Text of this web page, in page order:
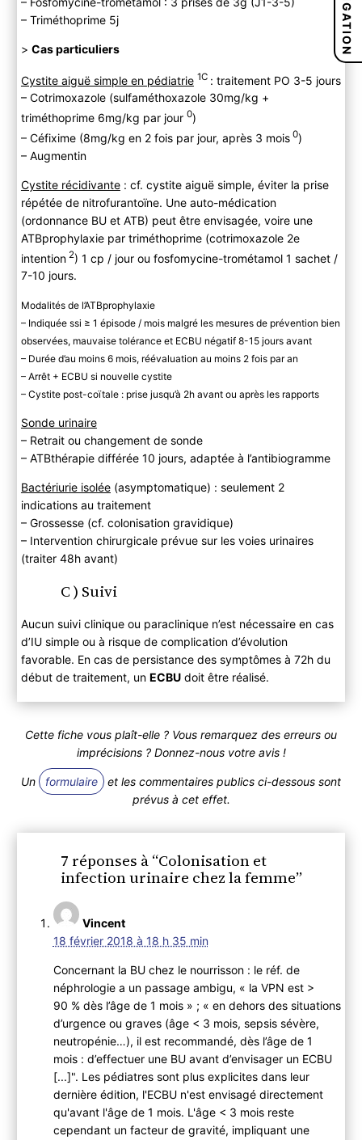
– Triméthoprime 5j
> Cas particuliers
Cystite aiguë simple en pédiatrie 1C : traitement PO 3-5 jours
– Cotrimoxazole (sulfaméthoxazole 30mg/kg +
triméthoprime 6mg/kg par jour 0)
– Céfixime (8mg/kg en 2 fois par jour, après 3 mois0)
– Augmentin
Cystite récidivante: cf. cystite aiguë simple, éviter la prise
répétée de nitrofurantoïne. Une auto-médication
(ordonnance BU et ATB) peut être envisagée, voire une
ATBprophylaxie par triméthoprime (cotrimoxazole 2e
intention 2) 1 cp / jour ou fosfomycine-trométamol 1 sachet /
7-10 jours.
Modalités de l’ATBprophylaxie
– Indiquée ssi ≥ 1 épisode / mois malgré les mesures de prévention bien
observées, mauvaise tolérance et ECBU négatif 8-15 jours avant
– Durée d’au moins 6 mois, réévaluation au moins 2 fois par an
– Arrêt + ECBU si nouvelle cystite
– Cystite post-coïtale : prise jusqu’à 2h avant ou après les rapports
Sonde urinaire
– Retrait ou changement de sonde
– ATBthérapie différée 10 jours, adaptée à l’antibiogramme
Bactériurie isolée(asymptomatique) : seulement 2
indications au traitement
– Grossesse (cf. colonisation gravidique)
– Intervention chirurgicale prévue sur les voies urinaires
(traiter 48h avant)
C ) Suivi
Aucun suivi clinique ou paraclinique n’est nécessaire en cas
d’IU simple ou à risque de complication d’évolution
favorable. En cas de persistance des symptômes à 72h du
début de traitement, un ECBUdoit être réalisé.
Cette fiche vous plaît-elle ? Vous remarquez des erreurs ou
imprécisions ? Donnez-nous votre avis !
Un formulaire
et les commentaires publics ci-dessous sont
prévus à cet effet.
7 réponses à “Colonisation et
infection urinaire chez la femme”
Vincent
18 février 2018 à 18 h 35 min
Concernant la BU chez le nourrisson : le réf. de
néphrologie a un passage ambigu, « la VPN est >
90 % dès l’âge de 1 mois » ; « en dehors des situations
d’urgence ou graves (âge < 3 mois, sepsis sévère,
neutropénie…), il est recommandé, dès l’âge de 1
mois : d’effectuer une BU avant d’envisager un ECBU
[...]". Les pédiatres sont plus explicites dans leur
dernière édition, l'ECBU n'est envisagé directement
qu'avant l'âge de 1 mois. L'âge < 3 mois reste
cependant un facteur de gravité, impliquant une